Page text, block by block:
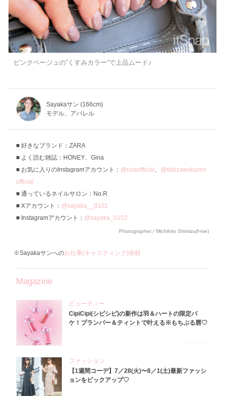
ピンクベージュの”くすみカラー”で上品ムード♪
Sayakaサン (166cm)
モデル、アパレル
好きなブランド：ZARA
よく読む雑誌：HONEY、Gina
お気に入りのInstagramアカウント： @rolaofficial 、 @takizawakaren
official
通っているネイルサロン：No.R
Xアカウント： @sayaka__0102
Instagramアカウント： @sayaka_0102
Photographer／Michihiro Shimizu(f-me)
※Sayakaサンへのお仕事(キャスティング)依頼
Magazine
ビューティー
CipiCipi(シピシピ)の新作は羽＆ハートの限定パ
ケ！プランパー＆ティントで叶える※もちぷる唇♡
ファッション
【1週間コーデ】7／28(火)〜8／1(土)最新ファッシ
ョンをピックアップ♡